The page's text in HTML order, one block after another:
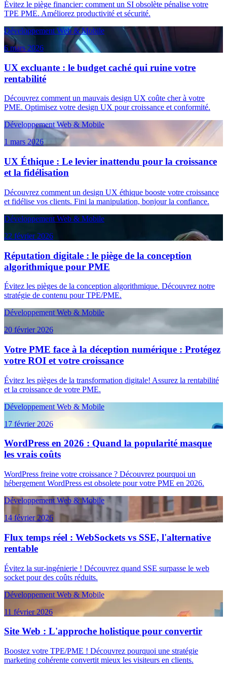
Évitez le piège financier: comment un SI obsolète pénalise votre
TPE PME. Améliorez productivité et sécurité.
Développement Web & Mobile
6 mars 2026
UX excluante : le budget caché qui ruine votre
rentabilité
Découvrez comment un mauvais design UX coûte cher à votre
PME. Optimisez votre design UX pour croissance et conformité.
Développement Web & Mobile
1 mars 2026
UX Éthique : Le levier inattendu pour la croissance
et la fidélisation
Découvrez comment un design UX éthique booste votre croissance
et fidélise vos clients. Fini la manipulation, bonjour la confiance.
Développement Web & Mobile
22 février 2026
Réputation digitale : le piège de la conception
algorithmique pour PME
Évitez les pièges de la conception algorithmique. Découvrez notre
stratégie de contenu pour TPE/PME.
Développement Web & Mobile
20 février 2026
Votre PME face à la déception numérique : Protégez
votre ROI et votre croissance
Évitez les pièges de la transformation digitale! Assurez la rentabilité
et la croissance de votre PME.
Développement Web & Mobile
17 février 2026
WordPress en 2026 : Quand la popularité masque
les vrais coûts
WordPress freine votre croissance ? Découvrez pourquoi un
hébergement WordPress est obsolete pour votre PME en 2026.
Développement Web & Mobile
14 février 2026
Flux temps réel : WebSockets vs SSE, l'alternative
rentable
Évitez la sur-ingénierie ! Découvrez quand SSE surpasse le web
socket pour des coûts réduits.
Développement Web & Mobile
11 février 2026
Site Web : L'approche holistique pour convertir
Boostez votre TPE/PME ! Découvrez pourquoi une stratégie
marketing cohérente convertit mieux les visiteurs en clients.